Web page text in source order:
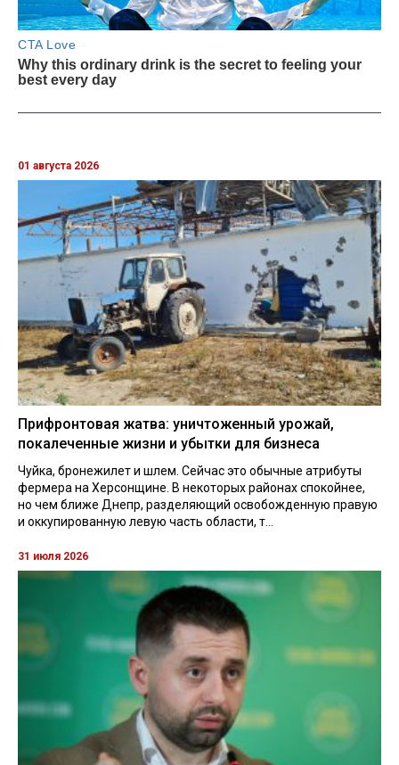
01 августа 2026
Прифронтовая жатва: уничтоженный урожай,
покалеченные жизни и убытки для бизнеса
Чуйка, бронежилет и шлем. Сейчас это обычные атрибуты
фермера на Херсонщине. В некоторых районах спокойнее,
но чем ближе Днепр, разделяющий освобожденную правую
и оккупированную левую часть области, т...
31 июля 2026